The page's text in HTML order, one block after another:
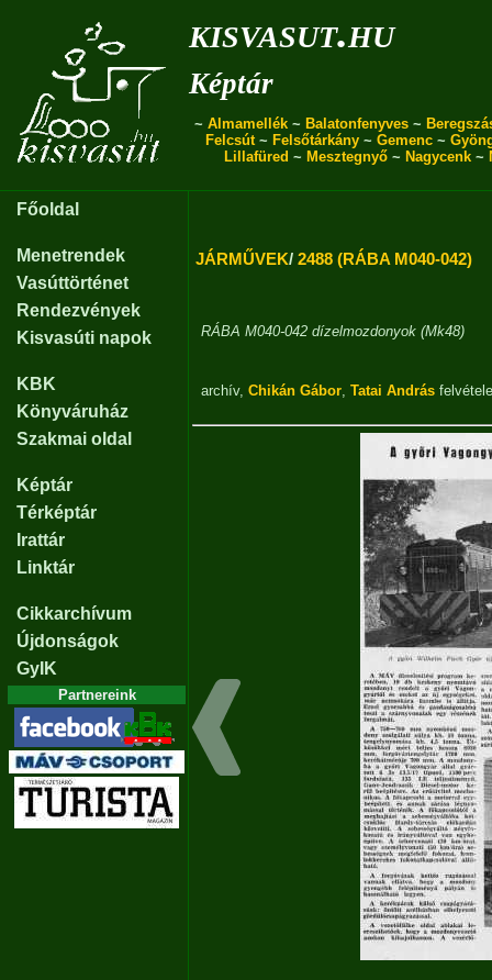
kisvasut.hu
Képtár
~ Almamellék ~ Balatonfenyves ~
Felcsút~ Felsőtárkány ~ Gemenc ~
Lillafüred ~ Mesztegnyő~ Nagycenk~
Főoldal
Menetrendek
Vasúttörténet
Rendezvények
Kisvasúti napok
KBK
Könyváruház
Szakmai oldal
Képtár
Térképtár
Irattár
Linktár
Cikkarchívum
Újdonságok
GyIK
Partnereink
JÁRMŰVEK/ 2488 (RÁBA M040-042)
RÁBA M040-042 dízelmozdonyok (Mk48)
archív, Chikán Gábor, Tatai András